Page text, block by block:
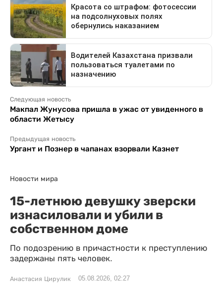
Следующая новость
Макпал Жунусова пришла в ужас от увиденного в
области Жетысу
Предыдущая новость
Ургант и Познер в чапанах взорвали Казнет
Новости мира
15-летнюю девушку зверски
изнасиловали и убили в
собственном доме
По подозрению в причастности к преступлению
задержаны пять человек.
Анастасия Цирулик 05.08.2026, 02:27